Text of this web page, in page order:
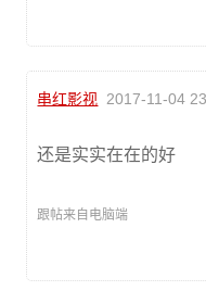
串红影视 2017-11-04
还是实实在在的好
跟帖来自电脑端